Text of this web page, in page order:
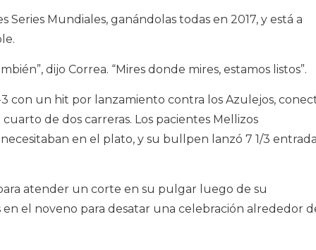
Mundiales, ganándolas todas en 2017, y está a
dijo Correa. “Mires donde mires, estamos listos”.
con un hit por lanzamiento contra los Azulejos,
de dos carreras. Los pacientes Mellizos
en el plato, y su bullpen lanzó 7 1/3
atender un corte en su pulgar luego de su
el noveno para desatar una celebración alrededor